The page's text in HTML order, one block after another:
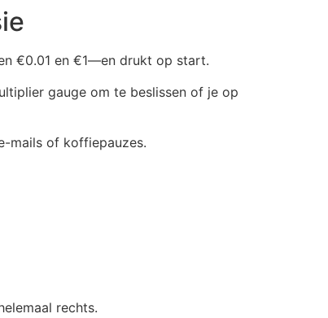
€0.01 en €1—en drukt op start.
gauge om te beslissen of je op
mails of koffiepauzes.
rechts.